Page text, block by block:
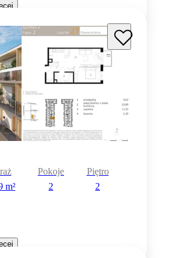
m²
Pokoje
2
Piętro
2